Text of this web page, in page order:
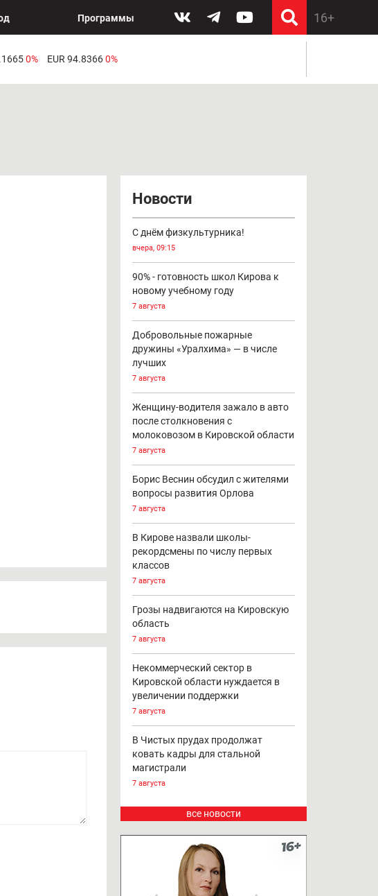
Программы
0% EUR 94.83660%
Новости
С днём физкультурника!
вчера, 09:15
90% - готовность школ Кирова к
новому учебному году
7 августа
Добровольные пожарные
дружины «Уралхима» — в числе
лучших
7 августа
Женщину-водителя зажало в авто
после столкновения с
молоковозом в Кировской области
7 августа
Борис Веснин обсудил с жителями
вопросы развития Орлова
7 августа
В Кирове назвали школы-
рекордсмены по числу первых
классов
7 августа
Грозы надвигаются на Кировскую
область
7 августа
Некоммерческий сектор в
Кировской области нуждается в
увеличении поддержки
7 августа
В Чистых прудах продолжат
ковать кадры для стальной
магистрали
7 августа
все новости